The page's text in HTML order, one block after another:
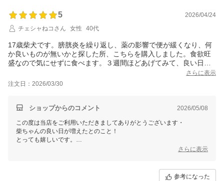
5
2026/04/24
チェシャねコさん
女性 40代
17歳柴犬です。膀胱炎を繰り返し、薬の影響で便が緩くなり、何
か良いものが無いかと探した所、こちらを購入しました。食欲旺
盛なので気にせずに食べます。３週間ほどあげてみて、良い日が
続けてあげたい商品です。
さらに表示
注文日：2026/03/30
ショップからのコメント 2026/05/08
この度は当店をご利用いただきましてありがとうございます・
柴ちゃんの良い日が増えたとのこと！
とっても嬉しいです。
さらに表示
参考になった